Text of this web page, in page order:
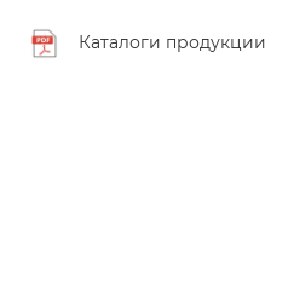
Каталоги продукции